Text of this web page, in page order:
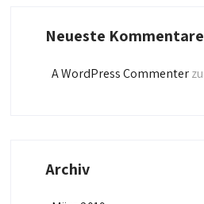
Neueste Kommentare
A WordPress Commenterzu
Archiv